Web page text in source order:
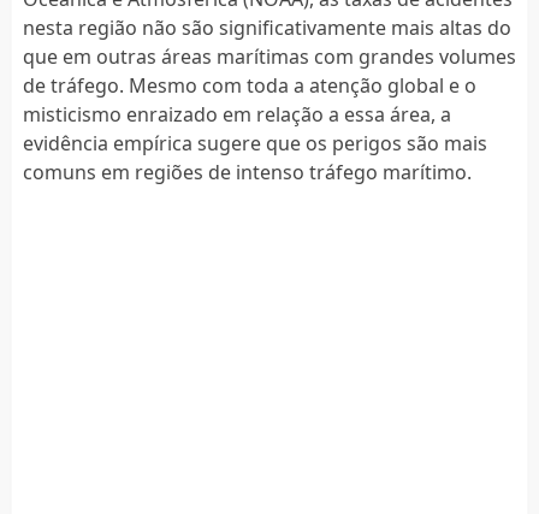
nesta região não são significativamente mais altas do
que em outras áreas marítimas com grandes volumes
de tráfego. Mesmo com toda a atenção global e o
misticismo enraizado em relação a essa área, a
evidência empírica sugere que os perigos são mais
comuns em regiões de intenso tráfego marítimo.